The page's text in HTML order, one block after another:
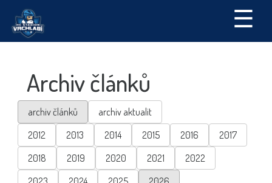
☰
Archiv článků
archiv článků
archiv aktualit
2012
2013 2014 2015 2016
2017
2018
2019 2020 2021
2022